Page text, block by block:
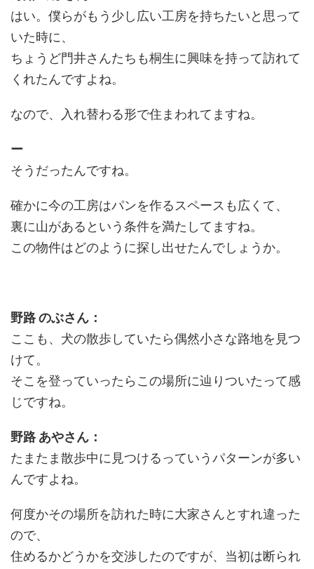
はい。僕らがもう少し広い工房を持ちたいと思って
いた時に、
ちょうど門井さんたちも桐生に興味を持って訪れて
くれたんですよね。
なので、入れ替わる形で住まわれてますね。
ー
そうだったんですね。
確かに今の工房はパンを作るスペースも広くて、
裏に山があるという条件を満たしてますね。
この物件はどのように探し出せたんでしょうか。
野路 のぶさん：
ここも、犬の散歩していたら偶然小さな路地を見つ
けて。
そこを登っていったらこの場所に辿りついたって感
じですね。
野路 あやさん：
たまたま散歩中に見つけるっていうパターンが多い
んですよね。
何度かその場所を訪れた時に大家さんとすれ違った
ので、
住めるかどうかを交渉したのですが、当初は断られ